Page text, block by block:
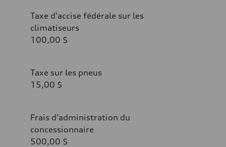
Taxe d'accise fédérale sur les
climatiseurs
100,00 $
Taxe sur les pneus
15,00 $
Frais d’administration du
concessionnaire
500,00 $